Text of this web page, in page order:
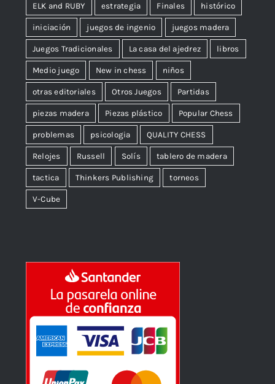
ELK and RUBY estrategia Finales histórico
iniciación juegos de ingenio juegos madera
Juegos Tradicionales La casa del ajedrez libros
Medio juego New in chess niños
otras editoriales Otros Juegos Partidas
piezas madera Piezas plástico Popular Chess
problemas psicologia QUALITY CHESS
Relojes Russell Solís tablero de madera
tactica Thinkers Publishing torneos
V-Cube